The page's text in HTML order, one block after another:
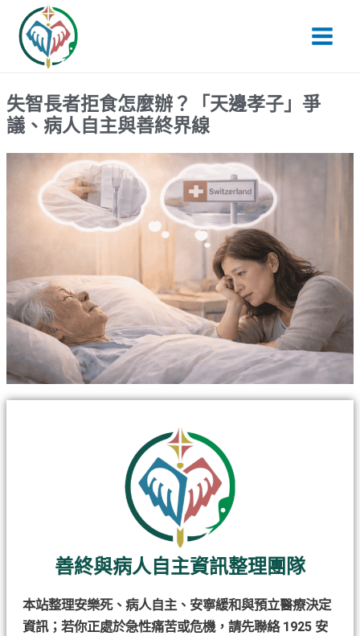
內
容
Menu
失智長者拒食怎麼辦？「天邊孝子」爭
議、病人自主與善終界線
善終與病人自主資訊整理團隊
本站整理安樂死、病人自主、安寧緩和與預立醫療決定
資訊；若你正處於急性痛苦或危機，請先聯絡 1925 安